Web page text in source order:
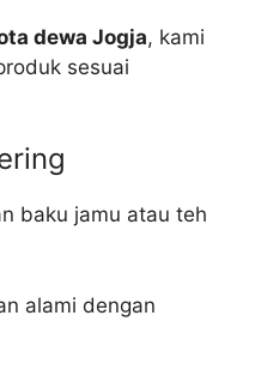
dewa Jogja, kami
sesuai
baku jamu atau teh
alami dengan